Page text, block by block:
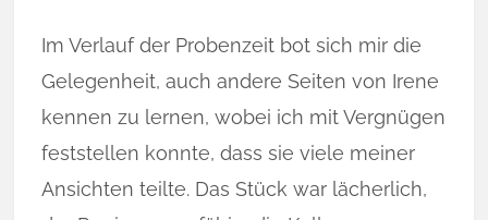
Im Verlauf der Probenzeit bot sich mir die
Gelegenheit, auch andere Seiten von Irene
kennen zu lernen, wobei ich mit Vergnügen
feststellen konnte, dass sie viele meiner
Ansichten teilte. Das Stück war lächerlich,